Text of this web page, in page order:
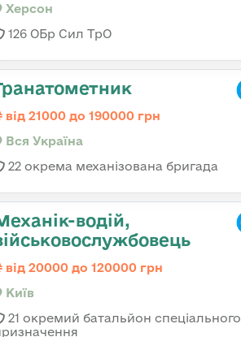
Херсон
126 ОБр Сил ТрО
від 21000 до 190000 грн
Вся Україна
22 окрема механізована бригада
водій,
від 20000 до 120000 грн
Київ
21 окремий батальйон спеціального